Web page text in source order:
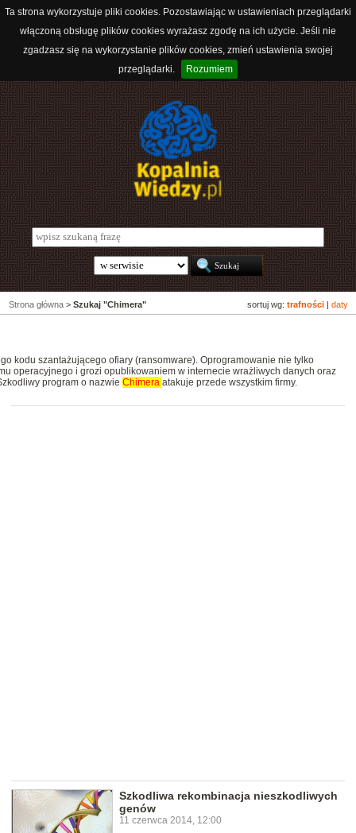
Ta strona wykorzystuje pliki cookies. Pozostawiając w ustawieniach przeglądarki
włączoną obsługę plików cookies wyrażasz zgodę na ich użycie. Jeśli nie
zgadzasz się na wykorzystanie plików cookies, zmień ustawienia swojej
przeglądarki.
Rozumiem
sortuj wg: trafności daty
Strona główna > Szukaj "Chimera"
kodu szantażującego ofiary (ransomware). Oprogramowanie nie tylko
operacyjnego i grozi opublikowaniem w internecie wrażliwych danych oraz
program o nazwie Chimera atakuje przede wszystkim firmy.
Szkodliwa rekombinacja nieszkodliwych
genów
11 czerwca 2014, 12:00